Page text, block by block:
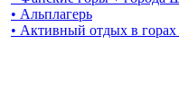
• Альплагерь
• Активный отдых в горах